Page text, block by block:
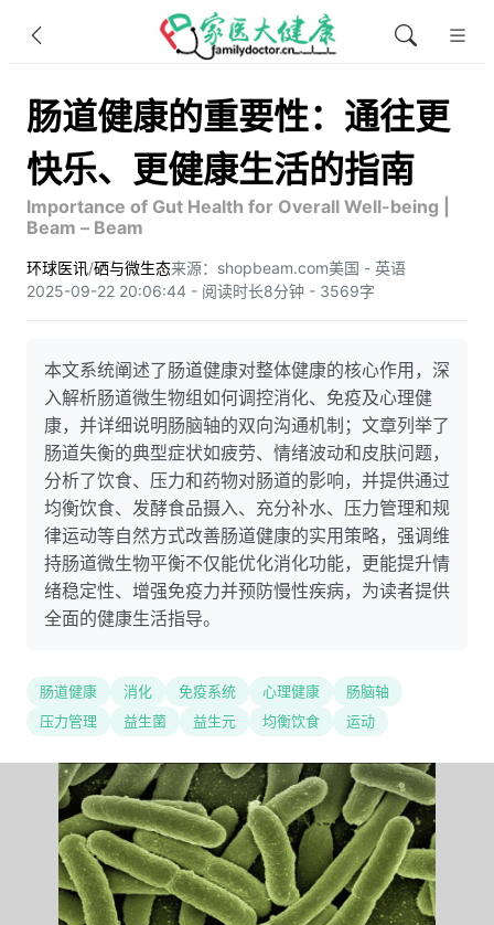
肠道健康的重要性：通往更
快乐、更健康生活的指南
Importance of Gut Health for Overall Well-being |
Beam – Beam
环球医讯/硒与微生态来源：shopbeam.com美国 - 英语
2025-09-22 20:06:44 - 阅读时长8分钟 - 3569字
本文系统阐述了肠道健康对整体健康的核心作用，深
入解析肠道微生物组如何调控消化、免疫及心理健
康，并详细说明肠脑轴的双向沟通机制；文章列举了
肠道失衡的典型症状如疲劳、情绪波动和皮肤问题，
分析了饮食、压力和药物对肠道的影响，并提供通过
均衡饮食、发酵食品摄入、充分补水、压力管理和规
律运动等自然方式改善肠道健康的实用策略，强调维
持肠道微生物平衡不仅能优化消化功能，更能提升情
绪稳定性、增强免疫力并预防慢性疾病，为读者提供
全面的健康生活指导。
肠道健康 消化 免疫系统 心理健康
肠脑轴
压力管理
益生菌 益生元 均衡饮食 运动